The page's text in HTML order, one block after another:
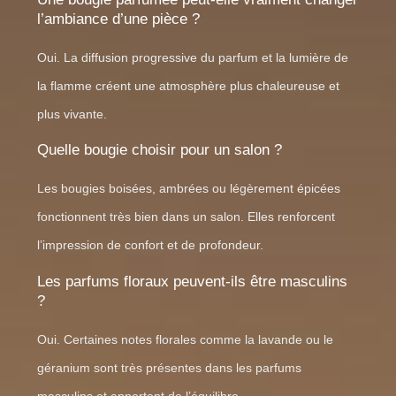
l’ambiance d’une pièce ?
Oui. La diffusion progressive du parfum et la lumière de
la flamme créent une atmosphère plus chaleureuse et
plus vivante.
Quelle bougie choisir pour un salon ?
Les bougies boisées, ambrées ou légèrement épicées
fonctionnent très bien dans un salon. Elles renforcent
l’impression de confort et de profondeur.
Les parfums floraux peuvent-ils être masculins
?
Oui. Certaines notes florales comme la lavande ou le
géranium sont très présentes dans les parfums